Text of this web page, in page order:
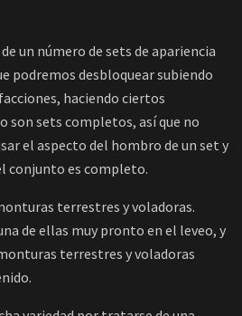
un número de sets de apariencia
podremos desbloquear subiendo
haciendo ciertos
son sets completos, así que no
el aspecto del hombro de un set y
conjunto es completo.
terrestres y voladoras.
de ellas muy pronto en el leveo, y
terrestres y voladoras